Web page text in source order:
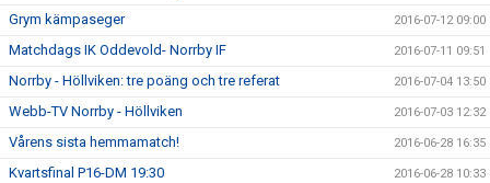
Grym kämpaseger 2016-07-12 09:00
Matchdags IK Oddevold- Norrby IF 2016-07-11 09:51
Norrby - Höllviken: tre poäng och tre referat 2016-07-04 13:50
Webb-TV Norrby - Höllviken 2016-07-03 12:32
Vårens sista hemmamatch! 2016-06-28 16:35
Kvartsfinal P16-DM 19:30 2016-06-28 10:33